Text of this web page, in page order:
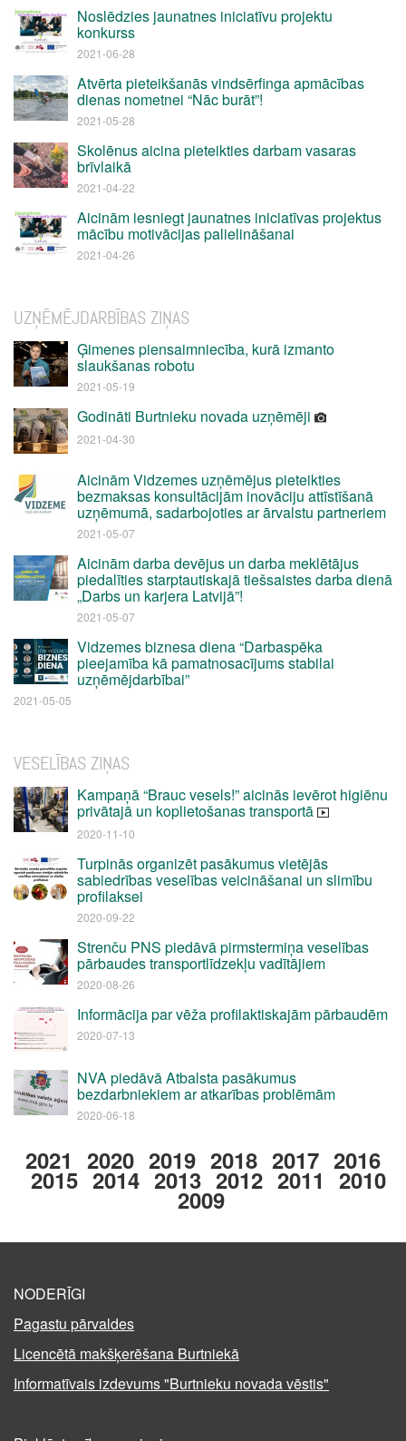
Noslēdzies jaunatnes iniciatīvu projektu
konkurss
2021-06-28
Atvērta pieteikšanās vindsērfinga apmācības
dienas nometnei “Nāc burāt”!
2021-05-28
Skolēnus aicina pieteikties darbam vasaras
brīvlaikā
2021-04-22
Aicinām iesniegt jaunatnes iniciatīvas projektus
mācību motivācijas palielināšanai
2021-04-26
UZŅĒMĒJDARBĪBAS ZIŅAS
Ģimenes piensaimniecība, kurā izmanto
slaukšanas robotu
2021-05-19
Godināti Burtnieku novada uzņēmēji
2021-04-30
Aicinām Vidzemes uzņēmējus pieteikties
bezmaksas konsultācijām inovāciju attīstīšanā
uzņēmumā, sadarbojoties ar ārvalstu partneriem
2021-05-07
Aicinām darba devējus un darba meklētājus
piedalīties starptautiskajā tiešsaistes darba dienā
„Darbs un karjera Latvijā”!
2021-05-07
Vidzemes biznesa diena “Darbaspēka
pieejamība kā pamatnosacījums stabilai
uzņēmējdarbībai”
2021-05-05
VESELĪBAS ZIŅAS
Kampaņā “Brauc vesels!” aicinās ievērot higiēnu
privātajā un koplietošanas transportā
2020-11-10
Turpinās organizēt pasākumus vietējās
sabiedrības veselības veicināšanai un slimību
profilaksei
2020-09-22
Strenču PNS piedāvā pirmstermiņa veselības
pārbaudes transportlīdzekļu vadītājiem
2020-08-26
Informācija par vēža profilaktiskajām pārbaudēm
2020-07-13
NVA piedāvā Atbalsta pasākumus
bezdarbniekiem ar atkarības problēmām
2020-06-18
2021 2020 2019 2018 2017 2016
2015 2014 2013 2012 2011 2010
2009
NODERĪGI
Pagastu pārvaldes
Licencētā makšķerēšana Burtniekā
Informatīvais izdevums "Burtnieku novada vēstis"